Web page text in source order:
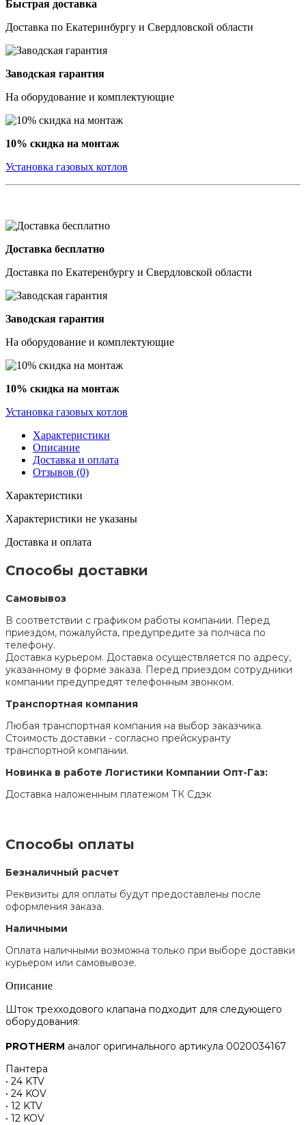
Быстрая доставка
Доставка по Екатеринбургу и Свердловской области
Заводская гарантия
На оборудование и комплектующие
10% скидка на монтаж
Установка газовых котлов
Доставка бесплатно
Доставка по Екатеренбургу и Свердловской области
Заводская гарантия
На оборудование и комплектующие
10% скидка на монтаж
Установка газовых котлов
Характеристики
Описание
Доставка и оплата
Отзывов (0)
Характеристики
Характеристики не указаны
Доставка и оплата
Способы доставки
Самовывоз
В соответствии с графиком работы компании. Перед
приездом, пожалуйста, предупредите за полчаса по
телефону.
Доставка курьером. Доставка осуществляется по адресу,
указанному в форме заказа. Перед приездом сотрудники
компании предупредят телефонным звонком.
Транспортная компания
Любая транспортная компания на выбор заказчика.
Стоимость доставки - согласно прейскуранту
транспортной компании.
Новинка в работе Логистики Компании Опт-Газ:
Доставка наложенным платежом ТК Сдэк
Способы оплаты
Безналичный расчет
Реквизиты для оплаты будут предоставлены после
оформления заказа.
Наличными
Оплата наличными возможна только при выборе доставки
курьером или самовывозе.
Описание
Шток трехходового клапана подходит для следующего
оборудования:
PROTHERM аналог оригинального артикула 0020034167
Пантера
• 24 KTV
• 24 KOV
• 12 KTV
• 12 KOV